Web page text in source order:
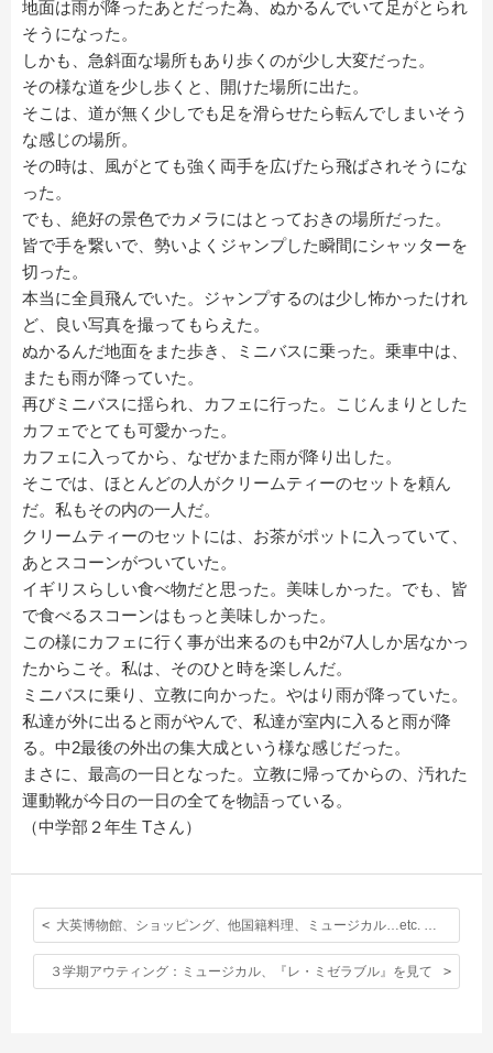
地面は雨が降ったあとだった為、ぬかるんでいて足がとられ
そうになった。
しかも、急斜面な場所もあり歩くのが少し大変だった。
その様な道を少し歩くと、開けた場所に出た。
そこは、道が無く少しでも足を滑らせたら転んでしまいそう
な感じの場所。
その時は、風がとても強く両手を広げたら飛ばされそうにな
った。
でも、絶好の景色でカメラにはとっておきの場所だった。
皆で手を繋いで、勢いよくジャンプした瞬間にシャッターを
切った。
本当に全員飛んでいた。ジャンプするのは少し怖かったけれ
ど、良い写真を撮ってもらえた。
ぬかるんだ地面をまた歩き、ミニバスに乗った。乗車中は、
またも雨が降っていた。
再びミニバスに揺られ、カフェに行った。こじんまりとした
カフェでとても可愛かった。
カフェに入ってから、なぜかまた雨が降り出した。
そこでは、ほとんどの人がクリームティーのセットを頼ん
だ。私もその内の一人だ。
クリームティーのセットには、お茶がポットに入っていて、
あとスコーンがついていた。
イギリスらしい食べ物だと思った。美味しかった。でも、皆
で食べるスコーンはもっと美味しかった。
この様にカフェに行く事が出来るのも中2が7人しか居なかっ
たからこそ。私は、そのひと時を楽しんだ。
ミニバスに乗り、立教に向かった。やはり雨が降っていた。
私達が外に出ると雨がやんで、私達が室内に入ると雨が降
る。中2最後の外出の集大成という様な感じだった。
まさに、最高の一日となった。立教に帰ってからの、汚れた
運動靴が今日の一日の全てを物語っている。
（中学部２年生 Tさん）
３学期アウティング：ミュージカル、『レ・ミゼラブル』を見て